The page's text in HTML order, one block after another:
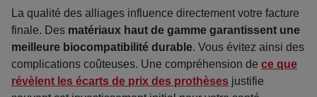
La qualité des alliages influence directement votre facture
finale. Des matériaux haut de gamme garantissent une
meilleure biocompatibilité durable. Vous évitez ainsi des
complications coûteuses. Une compréhension de ce que
révèlent les écarts de prix des prothèses justifie